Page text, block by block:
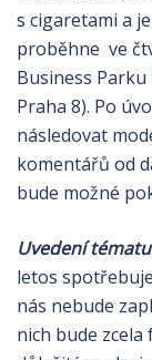
s cigaretami a
proběhne ve
Business Parku
Praha 8). Po
následovat
komentářů od
bude možné
Uvedení
letos
nás nebude
nich bude zcela